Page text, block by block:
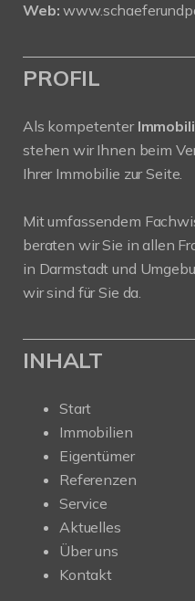
Web:
PROFIL
Als kompetenter
stehen wir Ihnen beim
Ihrer Immobilie zur Seite.
Mit umfassendem
beraten wir Sie in allen
in Darmstadt und
wir sind für Sie da.
INHALT
Start
Immobilien
Eigentümer
Referenzen
Service
Aktuelles
Über uns
Kontakt